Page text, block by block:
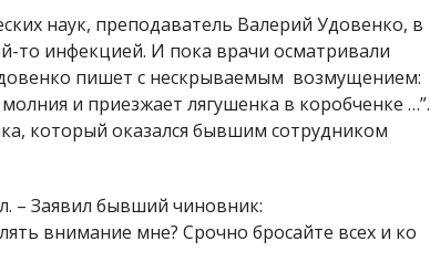
наук, преподаватель Валерий Удовенко, в
то инфекцией. И пока врачи осматривали
пишет с нескрываемым возмущением:
и приезжает лягушенка в коробченке …”.
который оказался бывшим сотрудником
– Заявил бывший чиновник:
внимание мне? Срочно бросайте всех и ко